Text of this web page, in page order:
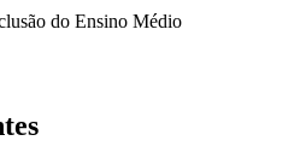
do Ensino Médio